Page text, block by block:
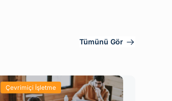
Tümünü Gör
Çevrimiçi İşletme